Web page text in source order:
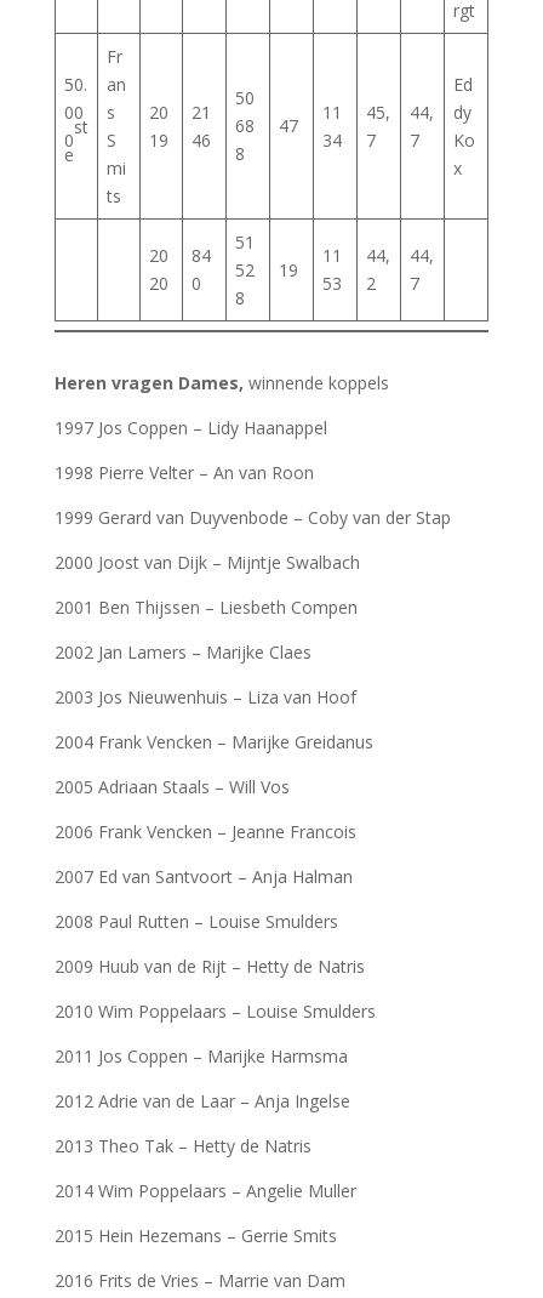
rgt
50.
00
0
st
e
Fr
an
s
S
mi
ts
20
19
21
46
50
68
8
47
11
34
45,
7
44,
7
Ed
dy
Ko
x
20
20
84
0
51
52
8
19
11
53
44,
2
44,
7
Heren vragen Dames, winnende koppels
1997 Jos Coppen – Lidy Haanappel
1998 Pierre Velter – An van Roon
1999 Gerard van Duyvenbode – Coby van der Stap
2000 Joost van Dijk – Mijntje Swalbach
2001 Ben Thijssen – Liesbeth Compen
2002 Jan Lamers – Marijke Claes
2003 Jos Nieuwenhuis – Liza van Hoof
2004 Frank Vencken – Marijke Greidanus
2005 Adriaan Staals – Will Vos
2006 Frank Vencken – Jeanne Francois
2007 Ed van Santvoort – Anja Halman
2008 Paul Rutten – Louise Smulders
2009 Huub van de Rijt – Hetty de Natris
2010 Wim Poppelaars – Louise Smulders
2011 Jos Coppen – Marijke Harmsma
2012 Adrie van de Laar – Anja Ingelse
2013 Theo Tak – Hetty de Natris
2014 Wim Poppelaars – Angelie Muller
2015 Hein Hezemans – Gerrie Smits
2016 Frits de Vries – Marrie van Dam